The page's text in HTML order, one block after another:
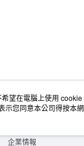
空間改造企劃服務
大宗採購
企業情報
望在電腦上使用
示您同意本公司得按本